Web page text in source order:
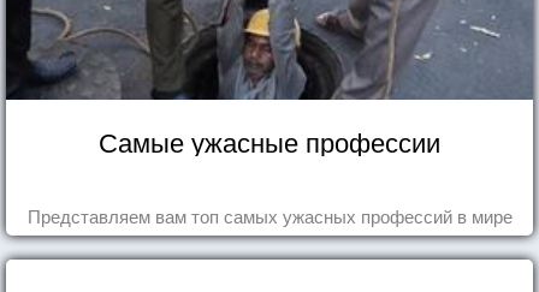
Самые ужасные профессии
Представляем вам топ самых ужасных профессий в мире